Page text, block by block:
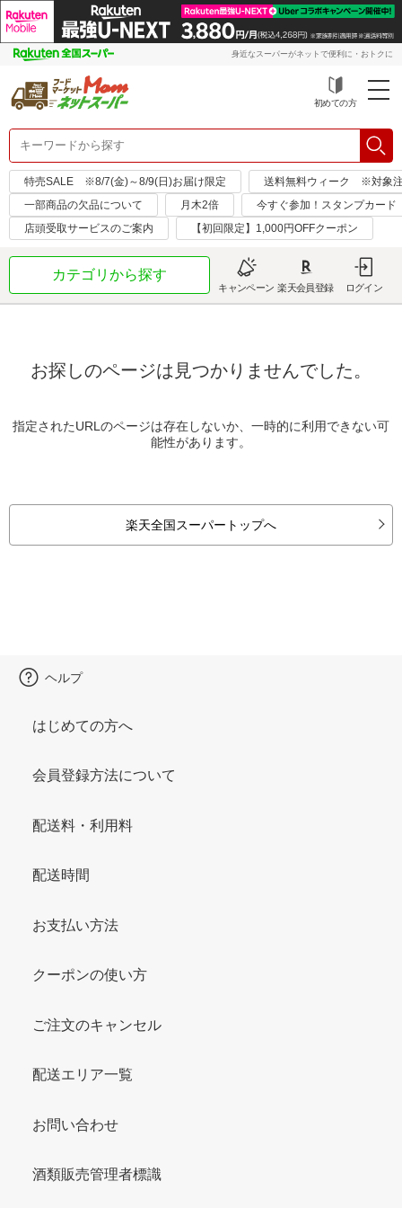
身近なスーパーがネットで便利に・おトクに
初めての方
特売SALE ※8/7(金)～8/9(日)お届け限定
送料無料ウィーク ※対象
一部商品の欠品について
月木2倍
今すぐ参加！スタンプカード
店頭受取サービスのご案内
【初回限定】1,000円OFFクーポン
カテゴリから探す
キャンペーン 楽天会員登録 ログイン
お探しのページは見つかりませんでした。
指定されたURLのページは存在しないか、一時的に利用できない可
能性があります。
楽天全国スーパートップへ
ヘルプ
はじめての方へ
会員登録方法について
配送料・利用料
配送時間
お支払い方法
クーポンの使い方
ご注文のキャンセル
配送エリア一覧
お問い合わせ
酒類販売管理者標識